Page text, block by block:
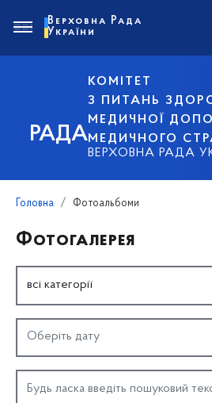
РАДА
КОМІТЕТ
З ПИТАНЬ
МЕДИЧНОЇ
МЕДИЧНОГО
ВЕРХОВНА РАДА
Верховна Рада
України
Головна Фотоальбоми
Фотогалерея
всі категорії